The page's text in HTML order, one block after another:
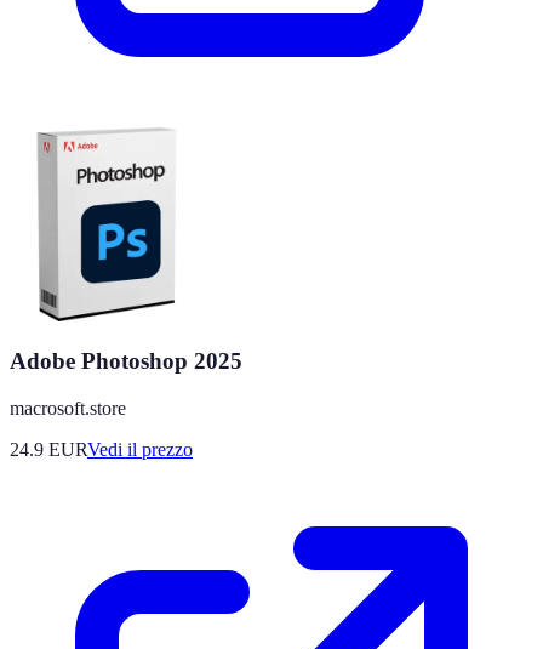
Adobe Photoshop 2025
macrosoft.store
24.9 EURVedi il prezzo